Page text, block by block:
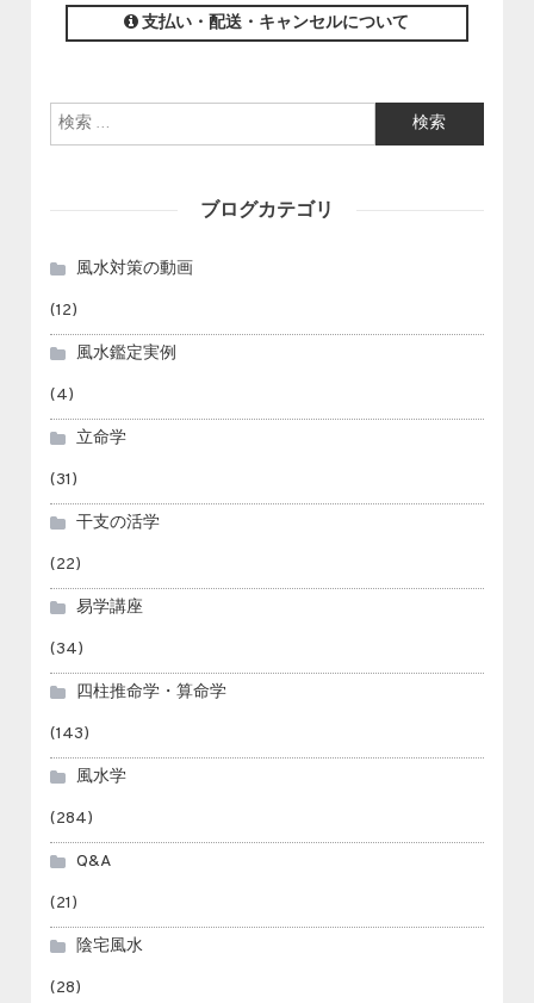
支払い・配送・キャンセルについて
検索:
ブログカテゴリ
風水対策の動画
(12)
風水鑑定実例
(4)
立命学
(31)
干支の活学
(22)
易学講座
(34)
四柱推命学・算命学
(143)
風水学
(284)
Q&A
(21)
陰宅風水
(28)